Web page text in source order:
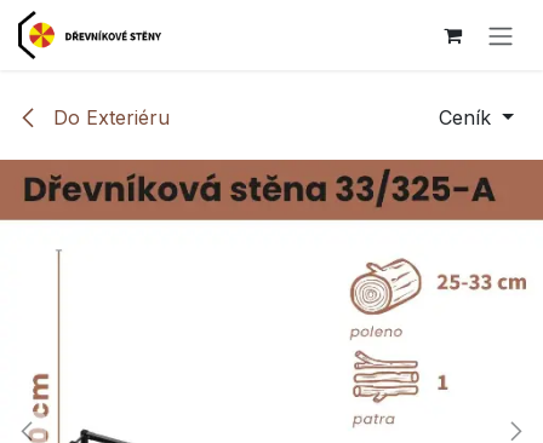
Přejít na obsah
Do Exteriéru Ceník